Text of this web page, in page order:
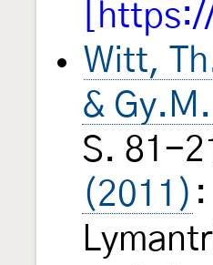
Witt,
&
S. 81-
(2011)